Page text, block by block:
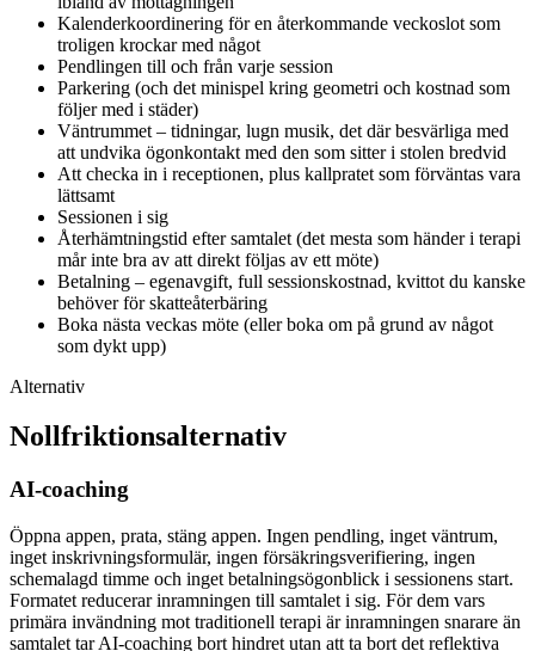
Kalenderkoordinering för en återkommande veckoslot som
troligen krockar med något
Pendlingen till och från varje session
Parkering (och det minispel kring geometri och kostnad som
följer med i städer)
Väntrummet – tidningar, lugn musik, det där besvärliga med
att undvika ögonkontakt med den som sitter i stolen bredvid
Att checka in i receptionen, plus kallpratet som förväntas vara
lättsamt
Sessionen i sig
Återhämtningstid efter samtalet (det mesta som händer i terapi
mår inte bra av att direkt följas av ett möte)
Betalning – egenavgift, full sessionskostnad, kvittot du kanske
behöver för skatteåterbäring
Boka nästa veckas möte (eller boka om på grund av något
som dykt upp)
Alternativ
Nollfriktionsalternativ
AI-coaching
Öppna appen, prata, stäng appen. Ingen pendling, inget väntrum,
inget inskrivningsformulär, ingen försäkringsverifiering, ingen
schemalagd timme och inget betalningsögonblick i sessionens start.
Formatet reducerar inramningen till samtalet i sig. För dem vars
primära invändning mot traditionell terapi är inramningen snarare än
samtalet tar AI-coaching bort hindret utan att ta bort det reflektiva